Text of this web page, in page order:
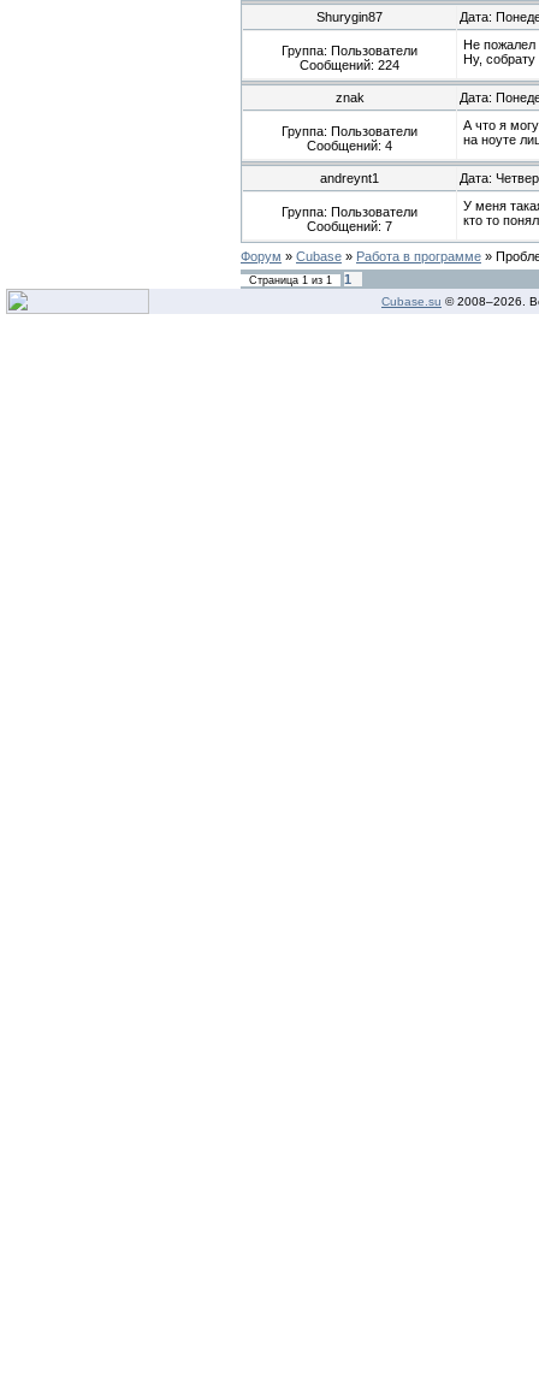
Shurygin87 Дата:
Группа: Пользователи
Сообщений: 224
Не пожалел
Ну, собрату
znak Дата:
Группа: Пользователи
Сообщений: 4
А что я
на ноуте
andreynt1 Дата:
Группа: Пользователи
Сообщений: 7
У меня
кто то
Форум » Cubase » Работа в программе »
Страница 1 из 1 1
Cubase.su © 2008–2026.